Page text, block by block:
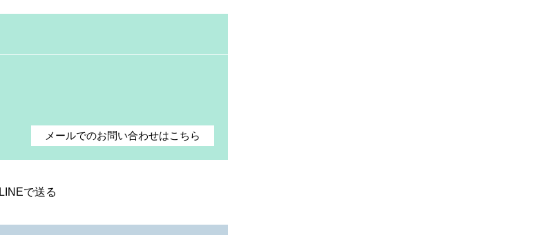
メールでのお問い合わせはこちら
LINEで送る